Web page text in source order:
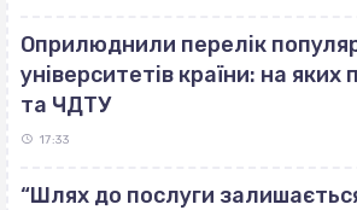
Оприлюднили перелік
університетів країни: на яких
та ЧДТУ
17:33
“Шлях до послуги